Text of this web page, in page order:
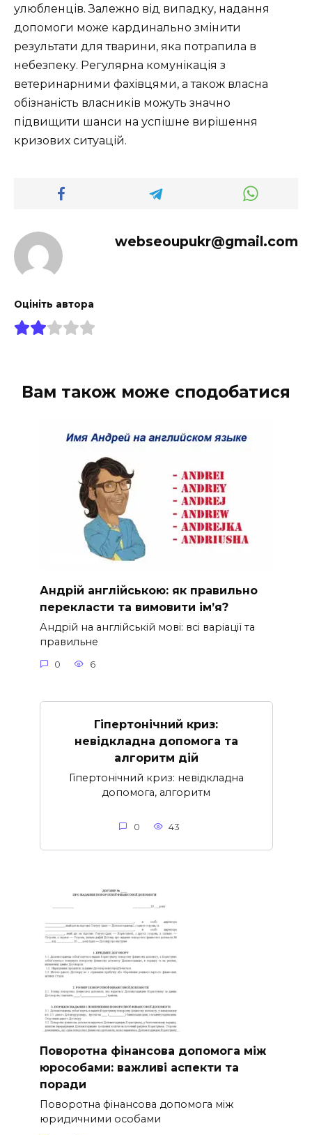
улюбленців. Залежно від випадку, надання
допомоги може кардинально змінити
результати для тварини, яка потрапила в
небезпеку. Регулярна комунікація з
ветеринарними фахівцями, а також власна
обізнаність власників можуть значно
підвищити шанси на успішне вирішення
кризових ситуацій.
webseoupukr@gmail.com
Оцініть автора
Вам також може сподобатися
Андрій англійською: як правильно
перекласти та вимовити ім’я?
Андрій на англійській мові: всі варіації та
правильне
0 6
Гіпертонічний криз:
невідкладна допомога та
алгоритм дій
Гіпертонічний криз: невідкладна
допомога, алгоритм
0 43
Поворотна фінансова допомога між
юрособами: важливі аспекти та
поради
Поворотна фінансова допомога між
юридичними особами